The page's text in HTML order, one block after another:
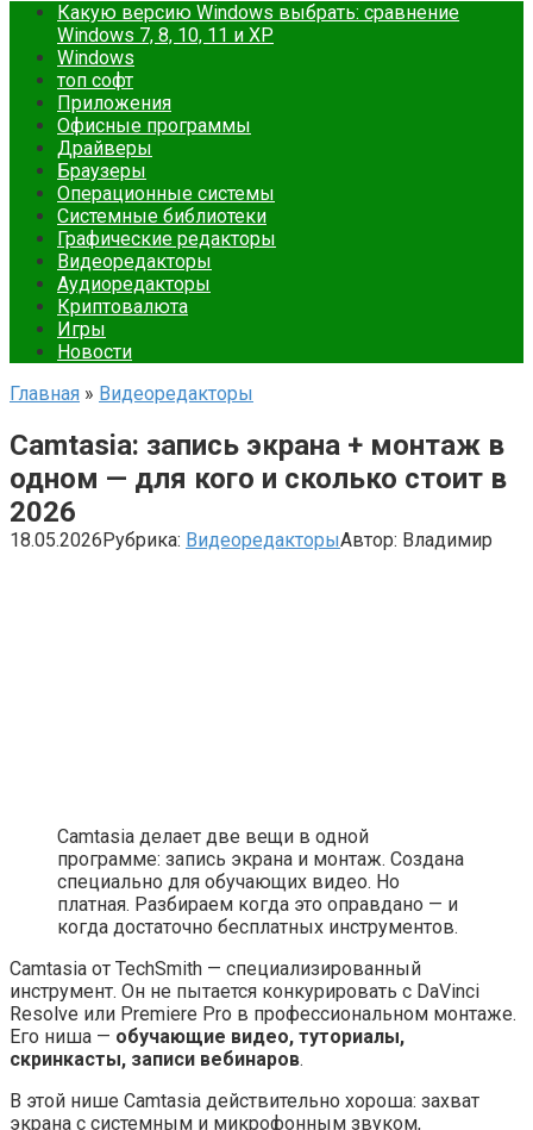
Какую версию Windows выбрать: сравнение
Windows 7, 8, 10, 11 и XP
Windows
топ софт
Приложения
Офисные программы
Драйверы
Браузеры
Операционные системы
Cистемные библиотеки
Графические редакторы
Видеоредакторы
Аудиоредакторы
Криптовалюта
Игры
Новости
Главная » Видеоредакторы
Camtasia: запись экрана + монтаж в
одном — для кого и сколько стоит в
2026
18.05.2026Рубрика: ВидеоредакторыАвтор: Владимир
Camtasia делает две вещи в одной
программе: запись экрана и монтаж. Создана
специально для обучающих видео. Но
платная. Разбираем когда это оправдано — и
когда достаточно бесплатных инструментов.
Camtasia от TechSmith — специализированный
инструмент. Он не пытается конкурировать с DaVinci
Resolve или Premiere Pro в профессиональном монтаже.
Его ниша — обучающие видео, туториалы,
скринкасты, записи вебинаров.
В этой нише Camtasia действительно хороша: захват
экрана с системным и микрофонным звуком,